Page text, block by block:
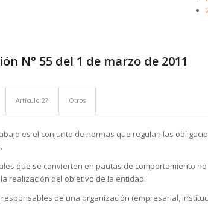
N° 55 del 1 de marzo de 2011
Artículo 27 Otros
es el conjunto de normas que regulan las
que se convierten en pautas de comportamiento
realización del objetivo de la entidad.
de una organización (empresarial,